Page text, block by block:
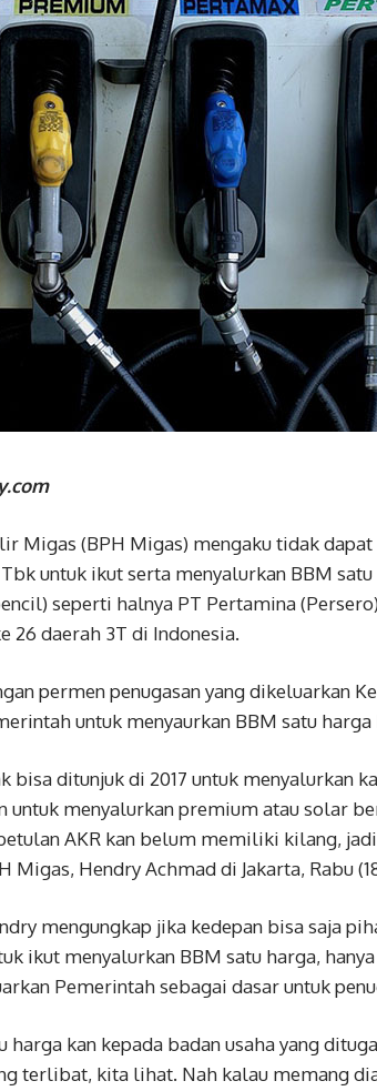
Migas (BPH Migas) mengaku tidak
untuk ikut serta menyalurkan BBM
seperti halnya PT Pertamina
26 daerah 3T di Indonesia.
permen penugasan yang dikeluarkan
untuk menyaurkan BBM satu
bisa ditunjuk di 2017 untuk menyalurkan
untuk menyalurkan premium atau solar
AKR kan belum memiliki kilang,
Migas, Hendry Achmad di Jakarta, Rabu
mengungkap jika kedepan bisa saja
ikut menyalurkan BBM satu harga,
Pemerintah sebagai dasar untuk
harga kan kepada badan usaha yang
terlibat, kita lihat. Nah kalau memang